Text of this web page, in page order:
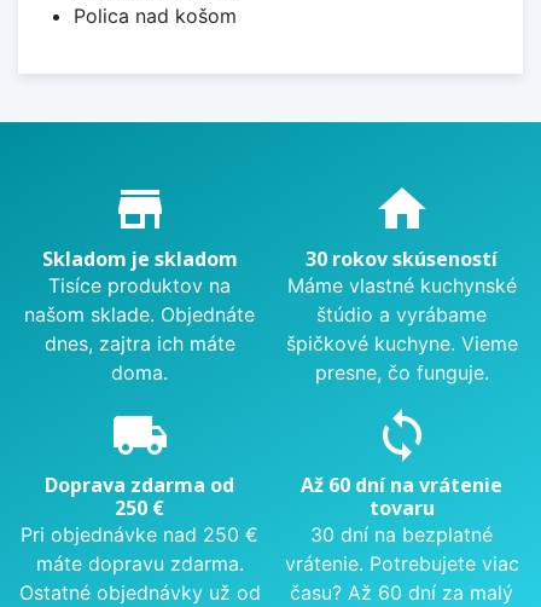
Polica nad košom
Proč nakupovat u nás?
store_mall_directory
Skladom je skladom
Tisíce produktov na
našom sklade. Objednáte
dnes, zajtra ich máte
doma.
home
30 rokov skúseností
Máme vlastné kuchynské
štúdio a vyrábame
špičkové kuchyne. Vieme
presne, čo funguje.
local_shipping
Doprava zdarma od
250 €
Pri objednávke nad 250 €
máte dopravu zdarma.
Ostatné objednávky už od
sync
Až 60 dní na vrátenie
tovaru
30 dní na bezplatné
vrátenie. Potrebujete viac
času? Až 60 dní za malý